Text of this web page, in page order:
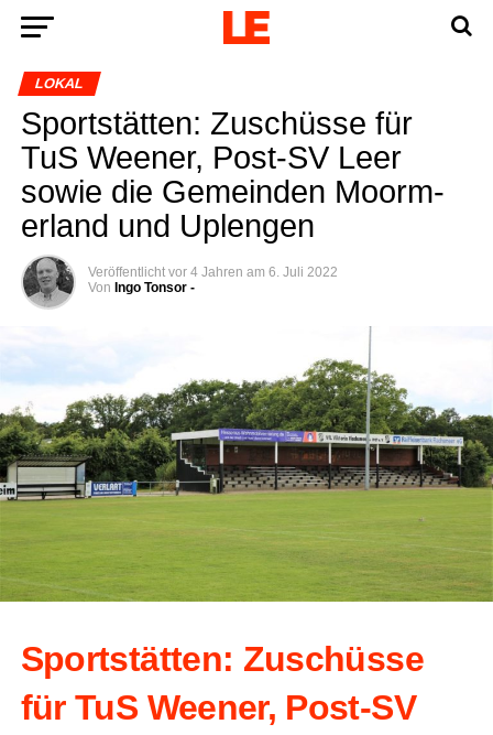
LOKAL
Sport­stät­ten: Zuschüs­se für
TuS Wee­ner, Post-SV Leer
sowie die Gemein­den Moorm­
er­land und Uplengen
Veröffentlicht vor 4 Jahren am 6. Juli 2022
Von Ingo Tonsor -
Sport­stät­ten: Zuschüs­se
für TuS Wee­ner, Post-SV